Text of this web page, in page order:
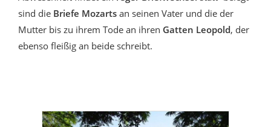
sind die Briefe Mozarts an seinen Vater und die der
Mutter bis zu ihrem Tode an ihren Gatten Leopold, der
ebenso fleißig an beide schreibt.